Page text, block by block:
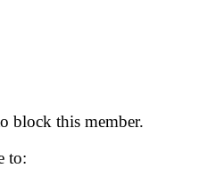
block this member.
to: